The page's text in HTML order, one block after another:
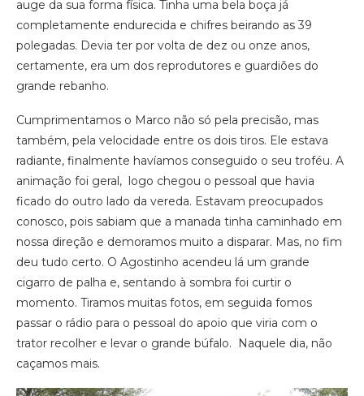
auge da sua forma física. Tinha uma bela boça já
completamente endurecida e chifres beirando as 39
polegadas. Devia ter por volta de dez ou onze anos,
certamente, era um dos reprodutores e guardiões do
grande rebanho.
Cumprimentamos o Marco não só pela precisão, mas
também, pela velocidade entre os dois tiros. Ele estava
radiante, finalmente havíamos conseguido o seu troféu. A
animação foi geral, logo chegou o pessoal que havia
ficado do outro lado da vereda. Estavam preocupados
conosco, pois sabiam que a manada tinha caminhado em
nossa direção e demoramos muito a disparar. Mas, no fim
deu tudo certo. O Agostinho acendeu lá um grande
cigarro de palha e, sentando à sombra foi curtir o
momento. Tiramos muitas fotos, em seguida fomos
passar o rádio para o pessoal do apoio que viria com o
trator recolher e levar o grande búfalo. Naquele dia, não
caçamos mais.